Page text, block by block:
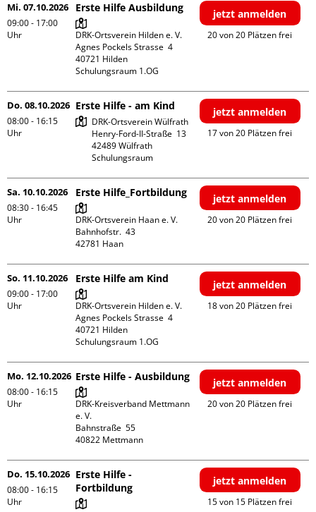
Mi. 07.10.2026
09:00 - 17:00
Uhr
Erste Hilfe Ausbildung
DRK-Ortsverein Hilden e. V.
Agnes Pockels Strasse  4
40721 Hilden
Schulungsraum 1.OG
jetzt anmelden
20 von 20 Plätzen frei
Do. 08.10.2026
08:00 - 16:15
Uhr
Erste Hilfe - am Kind
DRK-Ortsverein Wülfrath
Henry-Ford-II-Straße  13
42489 Wülfrath
Schulungsraum
jetzt anmelden
17 von 20 Plätzen frei
Sa. 10.10.2026
08:30 - 16:45
Uhr
Erste Hilfe_Fortbildung
DRK-Ortsverein Haan e. V.
Bahnhofstr.  43
jetzt anmelden
20 von 20 Plätzen frei
So. 11.10.2026
09:00 - 17:00
Uhr
Erste Hilfe am Kind
DRK-Ortsverein Hilden e. V.
Agnes Pockels Strasse  4
40721 Hilden
Schulungsraum 1.OG
jetzt anmelden
18 von 20 Plätzen frei
Mo. 12.10.2026
08:00 - 16:15
Uhr
Erste Hilfe - Ausbildung
DRK-Kreisverband Mettmann
e. V.
Bahnstraße  55
jetzt anmelden
20 von 20 Plätzen frei
Do. 15.10.2026
08:00 - 16:15
Uhr
Erste Hilfe -
Fortbildung
jetzt anmelden
15 von 15 Plätzen frei